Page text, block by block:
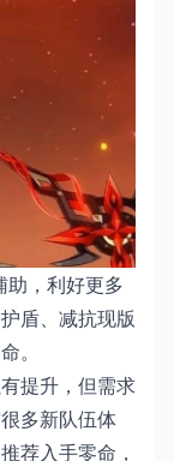
助，利好更多
盾、减抗现版
。
提升，但需求
多新队伍体
荐入手零命，